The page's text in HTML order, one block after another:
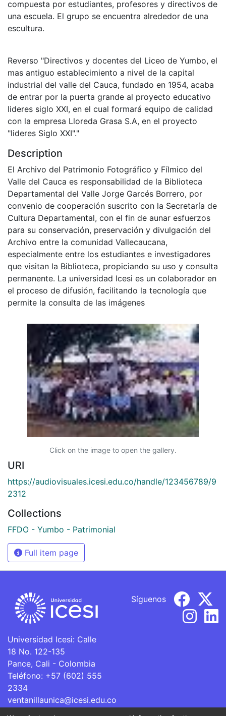
compuesta por estudiantes, profesores y directivos de
una escuela. El grupo se encuentra alrededor de una
escultura.
Reverso "Directivos y docentes del Liceo de Yumbo, el
mas antiguo establecimiento a nivel de la capital
industrial del valle del Cauca, fundado en 1954, acaba
de entrar por la puerta grande al proyecto educativo
lideres siglo XXI, en el cual formará equipo de calidad
con la empresa Lloreda Grasa S.A, en el proyecto
"lideres Siglo XXI"."
Description
El Archivo del Patrimonio Fotográfico y Fílmico del
Valle del Cauca es responsabilidad de la Biblioteca
Departamental del Valle Jorge Garcés Borrero, por
convenio de cooperación suscrito con la Secretaría de
Cultura Departamental, con el fin de aunar esfuerzos
para su conservación, preservación y divulgación del
Archivo entre la comunidad Vallecaucana,
especialmente entre los estudiantes e investigadores
que visitan la Biblioteca, propiciando su uso y consulta
permanente. La universidad Icesi es un colaborador en
el proceso de difusión, facilitando la tecnología que
permite la consulta de las imágenes
Click on the image to open the gallery.
URI
https://audiovisuales.icesi.edu.co/handle/123456789/9
2312
Collections
FFDO - Yumbo - Patrimonial
Full item page
Universidad Icesi: Calle
18 No. 122-135
Pance, Cali - Colombia
Teléfono: +57 (602) 555
2334
ventanillaunica@icesi.edu.co
Síguenos